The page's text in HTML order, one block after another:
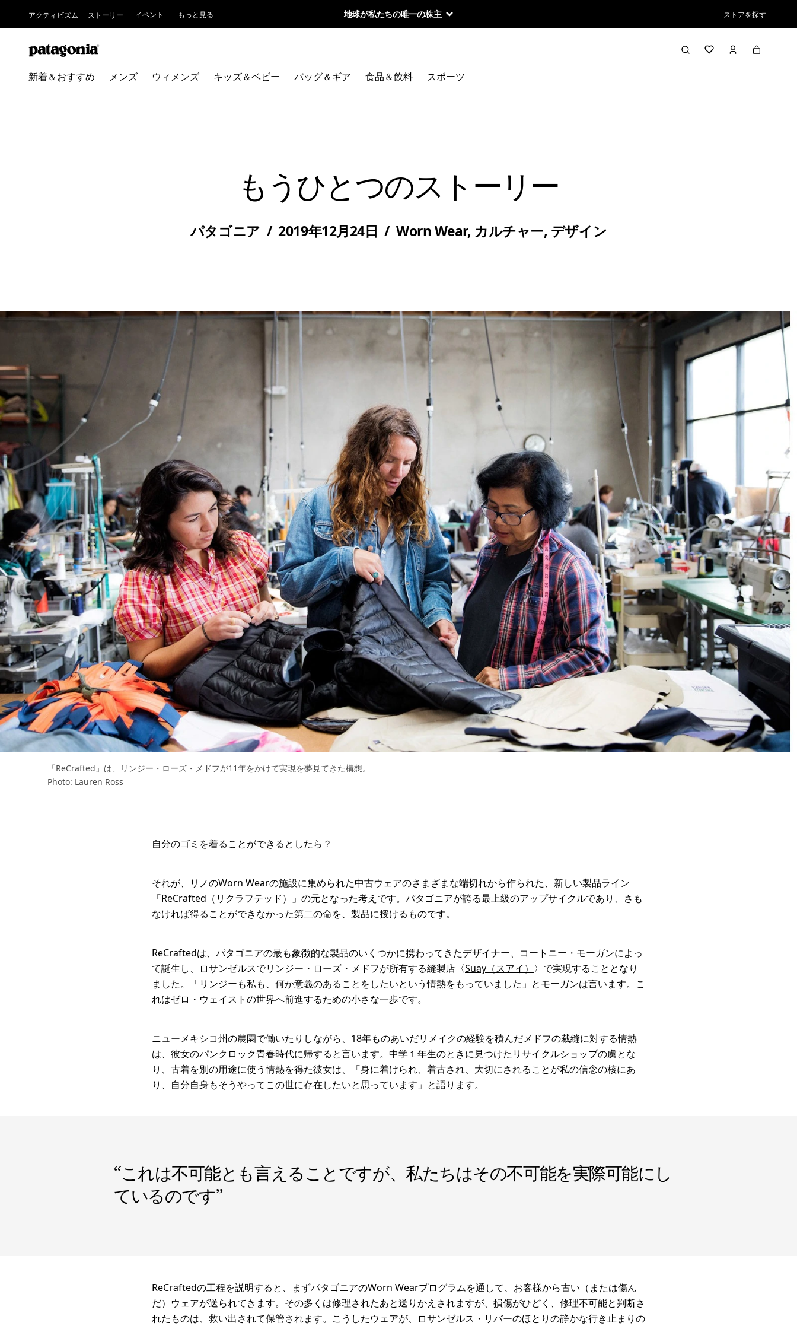
アクティビズム ストーリー イベント もっと見る 地球が私たちの唯一の株主 ストアを探す
新着＆おすすめ メンズ ウィメンズ キッズ＆ベビー バッグ＆ギア 食品＆飲料 スポーツ
もうひとつのストーリー
パタゴニア / 2019年12月24日 / Worn Wear, カルチャー, デザイン
「ReCrafted」は、リンジー・ローズ・メドフが11年をかけて実現を夢見てきた構想。
Photo: Lauren Ross
自分のゴミを着ることができるとしたら？
それが、リノのWorn Wearの施設に集められた中古ウェアのさまざまな端切れから作られた、新しい製品ライン
「ReCrafted（リクラフテッド）」の元となった考えです。パタゴニアが誇る最上級のアップサイクルであり、さも
なければ得ることができなかった第二の命を、製品に授けるものです。
ReCraftedは、パタゴニアの最も象徴的な製品のいくつかに携わってきたデザイナー、コートニー・モーガンによっ
て誕生し、ロサンゼルスでリンジー・ローズ・メドフが所有する縫製店〈Suay（スアイ） 〉で実現することとなり
ました。「リンジーも私も、何か意義のあることをしたいという情熱をもっていました」とモーガンは言います。こ
れはゼロ・ウェイストの世界へ前進するための小さな一歩です。
ニューメキシコ州の農園で働いたりしながら、18年ものあいだリメイクの経験を積んだメドフの裁縫に対する情熱
は、彼女のパンクロック青春時代に帰すると言います。中学１年生のときに見つけたリサイクルショップの虜とな
り、古着を別の用途に使う情熱を得た彼女は、「身に着けられ、着古され、大切にされることが私の信念の核にあ
り、自分自身もそうやってこの世に存在したいと思っています」と語ります。
“これは不可能とも言えることですが、私たちはその不可能を実際可能にし
ているのです”
ReCraftedの工程を説明すると、まずパタゴニアのWorn Wearプログラムを通して、お客様から古い（または傷ん
だ）ウェアが送られてきます。その多くは修理されたあと送りかえされますが、損傷がひどく、修理不可能と判断さ
れたものは、救い出されて保管されます。こうしたウェアが、ロサンゼルス・リバーのほとりの静かな行き止まりの